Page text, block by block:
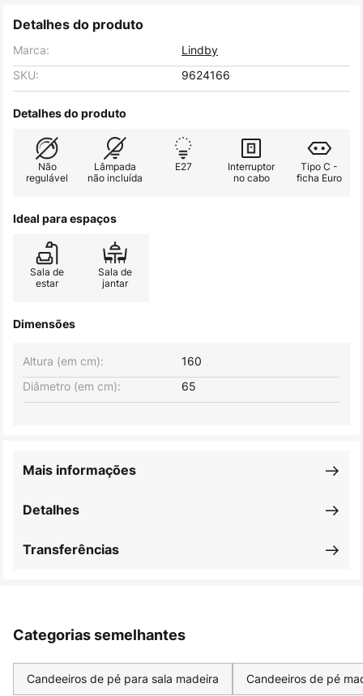
Detalhes do produto
Marca:
Lindby
SKU:
9624166
Detalhes do produto
Não
regulável
Lâmpada
não incluída
E27
Interruptor
no cabo
Tipo C -
ficha Euro
Ideal para espaços
Sala de
estar
Sala de
jantar
Dimensões
Altura (em cm):
160
Diâmetro (em cm):
65
Detalhes
Mais informações
Transferências
Categorias semelhantes
Candeeiros de pé para sala madeira Candeeiros de pé